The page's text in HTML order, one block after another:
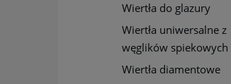
Wiertła do glazury
Wiertła uniwersalne z
węglików spiekowych
Wiertła diamentowe